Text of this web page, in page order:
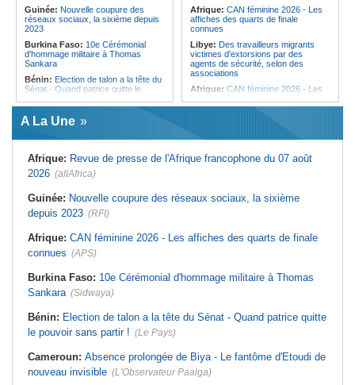
Guinée: Nouvelle coupure des
réseaux sociaux, la sixième depuis
2023
Burkina Faso: 10e Cérémonial
d'hommage militaire à Thomas
Sankara
Bénin: Election de talon a la tête du
Sénat - Quand patrice quitte le
Cameroun:
Biya - Le fantôme d'Etoudi de
cardinal d'Abuja provoque l'ire du
président Bola Tinubu
doutes concernant son état de
santé dans un message publié sur X
Afrique: Etats généraux de
rupture
Sénégal:Élections locales au pays
alimentent les soupçons d'un report
Afrique: CAN féminine 2026 - Les
affiches des quarts de finale
connues
Libye: Des travailleurs migrants
victimes d'extorsions par des
agents de sécurité, selon des
associations
Afrique: CAN féminine 2026 - Les
de finale
Infantino marquera-t-il le but de son
maintien ?
Afrique du Nord: Télécoms - Le
net consolidé au premier semestre
2026
astronomiques
milliards de dollars ?
A La Une
Afrique: Revue de presse de l'Afrique francophone du 07 août
2026 (allAfrica)
Guinée: Nouvelle coupure des réseaux sociaux, la sixième
depuis 2023 (RFI)
Afrique: CAN féminine 2026 - Les affiches des quarts de finale
connues (APS)
Burkina Faso: 10e Cérémonial d'hommage militaire à Thomas
Sankara (Sidwaya)
Bénin: Election de talon a la tête du Sénat - Quand patrice quitte
le pouvoir sans partir ! (Le Pays)
Cameroun: Absence prolongée de Biya - Le fantôme d'Etoudi de
nouveau invisible (L'Observateur Paalga)